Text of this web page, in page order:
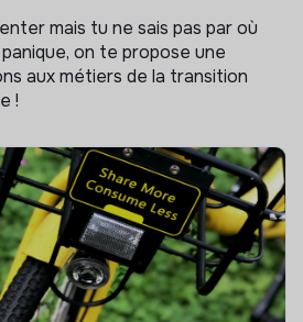
mais tu ne sais pas par où
on te propose une
aux métiers de la transition
!